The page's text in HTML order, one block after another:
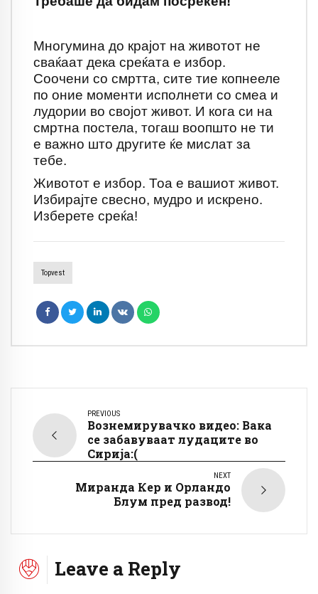
Многумина до крајот на животот не
сваќаат дека среќата е избор.
Соочени со смртта, сите тие копнееле
по оние моменти исполнети со смеа и
лудории во својот живот. И кога си на
смртна постела, тогаш воопшто не ти
е важно што другите ќе мислат за
тебе.
Животот е избор. Тоа е вашиот живот.
Избирајте свесно, мудро и искрено.
Изберете среќа!
Topvest
PREVIOUS
Вознемирувачко видео: Вака
се забавуваат лудаците во
Сирија:(
NEXT
Миранда Кер и Орландо
Блум пред развод!
Leave a Reply